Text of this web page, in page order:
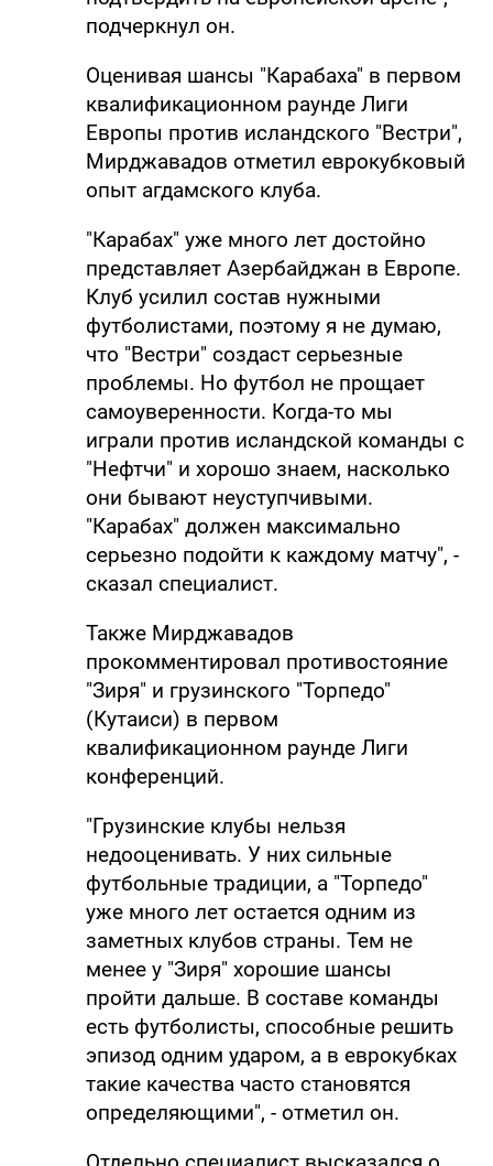
подчеркнул он.
Оценивая шансы "Карабаха" в первом
квалификационном раунде Лиги
Европы против исландского "Вестри",
Мирджавадов отметил еврокубковый
опыт агдамского клуба.
"Карабах" уже много лет достойно
представляет Азербайджан в Европе.
Клуб усилил состав нужными
футболистами, поэтому я не думаю,
что "Вестри" создаст серьезные
проблемы. Но футбол не прощает
самоуверенности. Когда-то мы
играли против исландской команды с
"Нефтчи" и хорошо знаем, насколько
они бывают неуступчивыми.
"Карабах" должен максимально
серьезно подойти к каждому матчу", -
сказал специалист.
Также Мирджавадов
прокомментировал противостояние
"Зиря" и грузинского "Торпедо"
(Кутаиси) в первом
квалификационном раунде Лиги
конференций.
"Грузинские клубы нельзя
недооценивать. У них сильные
футбольные традиции, а "Торпедо"
уже много лет остается одним из
заметных клубов страны. Тем не
менее у "Зиря" хорошие шансы
пройти дальше. В составе команды
есть футболисты, способные решить
эпизод одним ударом, а в еврокубках
такие качества часто становятся
определяющими", - отметил он.